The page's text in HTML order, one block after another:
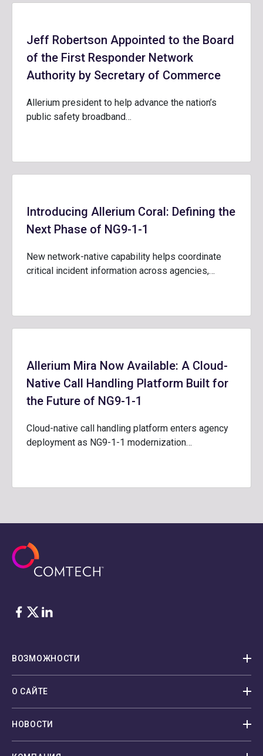
Jeff Robertson Appointed to the Board
of the First Responder Network
Authority by Secretary of Commerce
Allerium president to help advance the nation’s
public safety broadband…
Introducing Allerium Coral: Defining the
Next Phase of NG9-1-1
New network-native capability helps coordinate
critical incident information across agencies,…
Allerium Mira Now Available: A Cloud-
Native Call Handling Platform Built for
the Future of NG9-1-1
Cloud-native call handling platform enters agency
deployment as NG9-1-1 modernization…
Facebook
Twitter
LinkedIn
ВОЗМОЖНОСТИ
О САЙТЕ
НОВОСТИ